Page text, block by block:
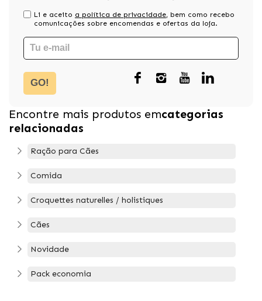
Li e aceito a política de privacidade, bem como recebo
comunicações sobre encomendas e ofertas da loja.
GO!
Encontre mais produtos emcategorias
relacionadas
Ração para Cães
Comida
Croquettes naturelles / holistiques
Cães
Novidade
Pack economia